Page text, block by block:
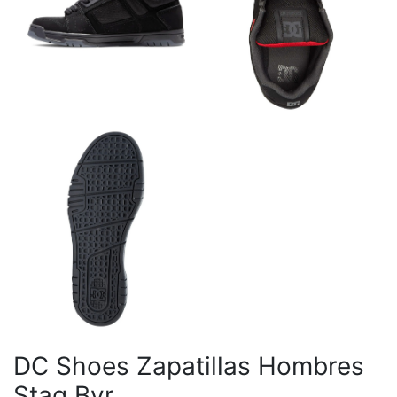
DC Shoes Zapatillas Hombres